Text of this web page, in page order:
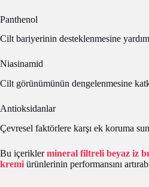
Panthenol
Cilt bariyerinin desteklenmesine
Niasinamid
Cilt görünümünün dengelenmesine
Antioksidanlar
Çevresel faktörlere karşı ek koruma
Bu içeriklermineral filtreli beyaz iz
kremi ürünlerinin performansını